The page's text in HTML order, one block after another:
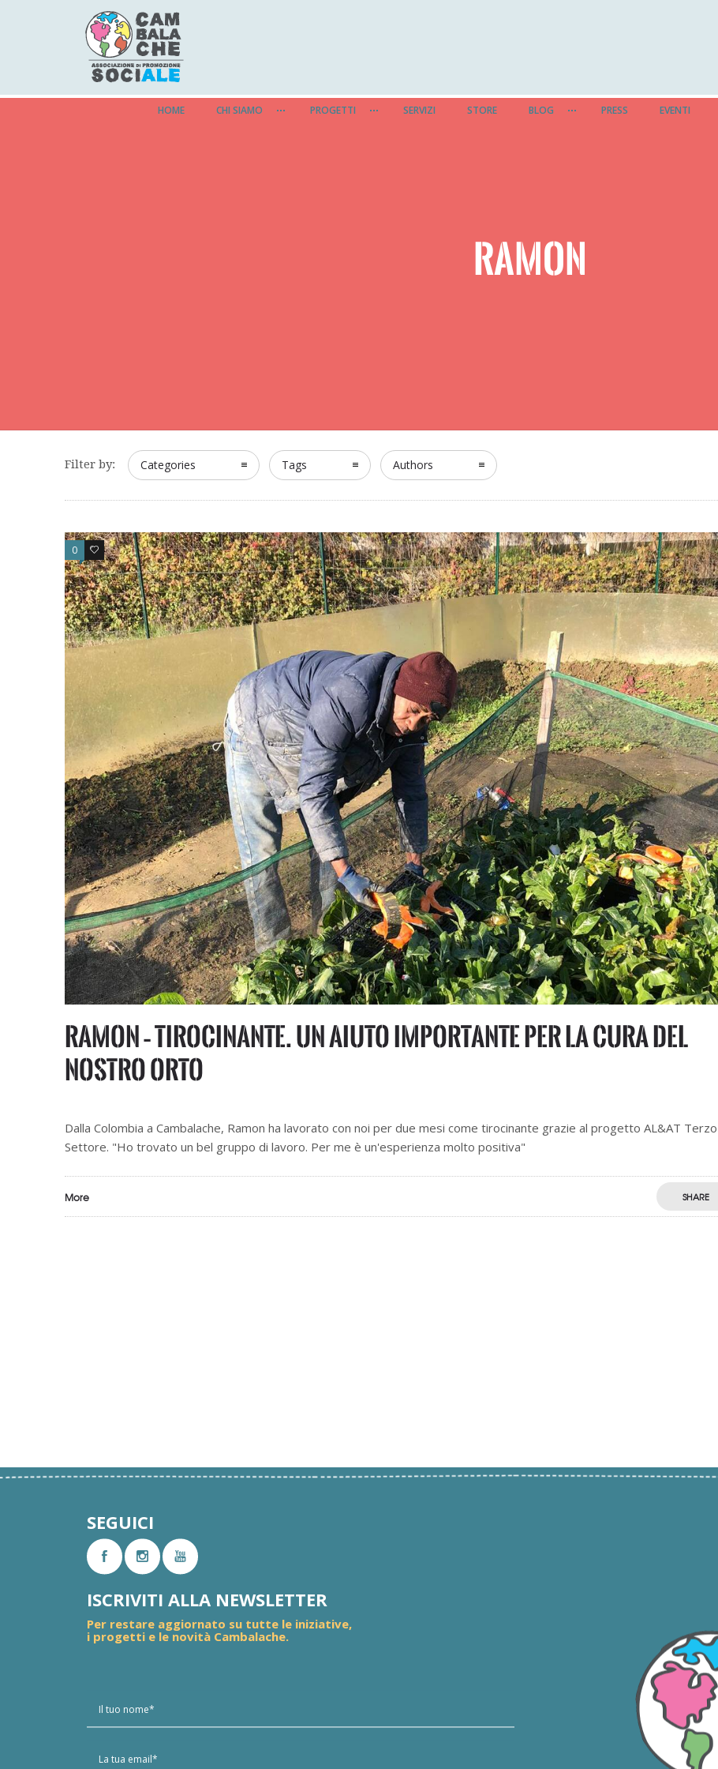
HOME CHI SIAMO PROGETTI SERVIZI STORE BLOG PRESS EVENTI
RAMON
Filter by: Categories Tags Authors
0 0
Ramon – tirocinante. Un aiuto importante per la cura del
nostro orto
Dalla Colombia a Cambalache, Ramon ha lavorato con noi per due mesi come tirocinante grazie al progetto AL&AT Terzo
Settore. "Ho trovato un bel gruppo di lavoro. Per me è un'esperienza molto positiva"
More SHARE
SEGUICI
ISCRIVITI ALLA NEWSLETTER
Per restare aggiornato su tutte le iniziative,
i progetti e le novità Cambalache.